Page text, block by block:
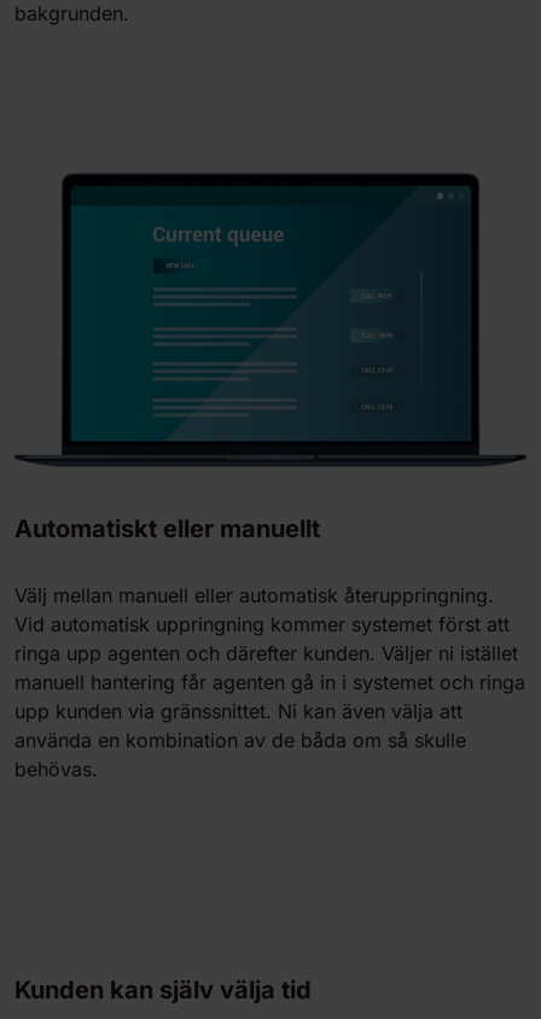
bakgrunden.
Automatiskt eller manuellt
Välj mellan manuell eller automatisk återuppringning.
Vid automatisk uppringning kommer systemet först att
ringa upp agenten och därefter kunden. Väljer ni istället
manuell hantering får agenten gå in i systemet och ringa
upp kunden via gränssnittet. Ni kan även välja att
använda en kombination av de båda om så skulle
behövas.
Kunden kan själv välja tid